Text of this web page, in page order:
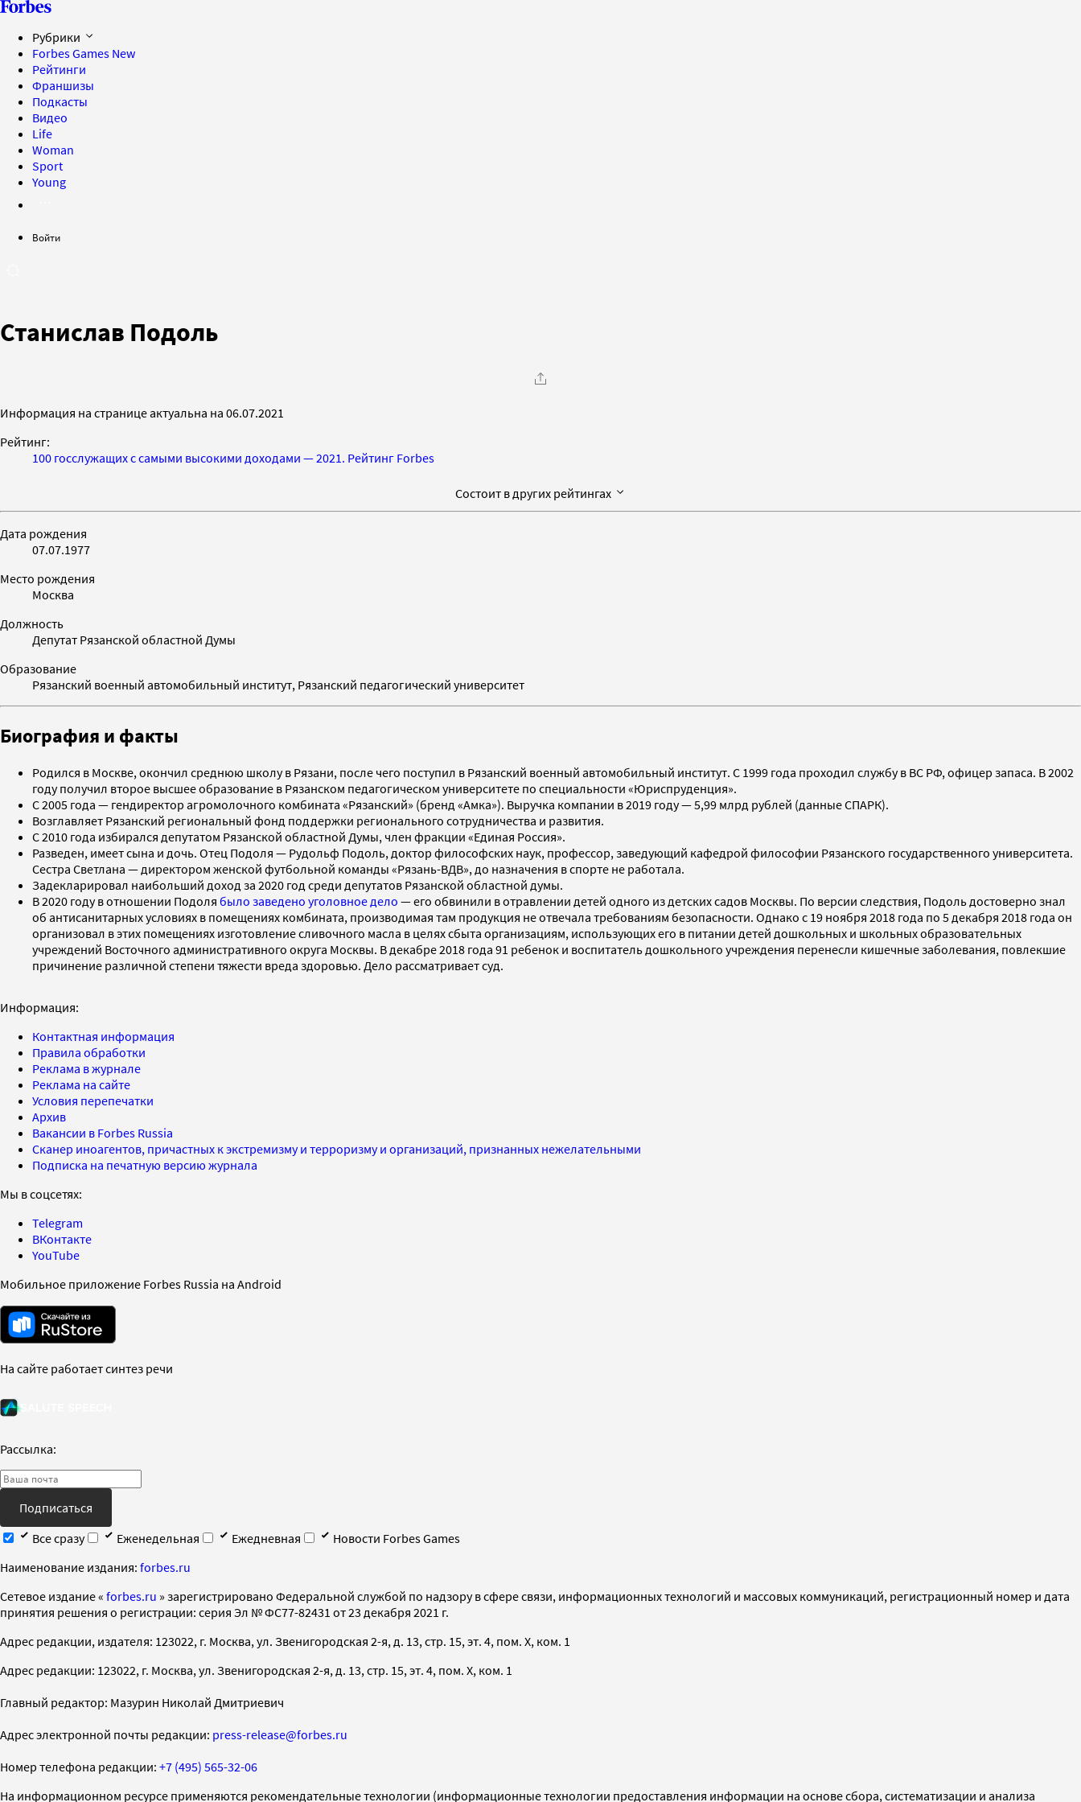
Рубрики
Forbes Games New
Рейтинги
Франшизы
Подкасты
Видео
Life
Woman
Sport
Young
Войти
Станислав Подоль
Информация на странице актуальна на 06.07.2021
Рейтинг:
100 госслужащих с самыми высокими доходами — 2021. Рейтинг Forbes
Состоит в других рейтингах
Дата рождения
07.07.1977
Место рождения
Москва
Должность
Депутат Рязанской областной Думы
Образование
Рязанский военный автомобильный институт, Рязанский педагогический университет
Биография и факты
Родился в Москве, окончил среднюю школу в Рязани, после чего поступил в Рязанский военный автомобильный институт. С 1999 года проходил службу в ВС РФ, офицер запаса. В 2002
году получил второе высшее образование в Рязанском педагогическом университете по специальности «Юриспруденция».
С 2005 года — гендиректор агромолочного комбината «Рязанский» (бренд «Амка»). Выручка компании в 2019 году — 5,99 млрд рублей (данные СПАРК).
Возглавляет Рязанский региональный фонд поддержки регионального сотрудничества и развития.
С 2010 года избирался депутатом Рязанской областной Думы, член фракции «Единая Россия».
Разведен, имеет сына и дочь. Отец Подоля — Рудольф Подоль, доктор философских наук, профессор, заведующий кафедрой философии Рязанского государственного университета.
Сестра Светлана — директором женской футбольной команды «Рязань-ВДВ», до назначения в спорте не работала.
Задекларировал наибольший доход за 2020 год среди депутатов Рязанской областной думы.
В 2020 году в отношении Подоля было заведено уголовное дело — его обвинили в отравлении детей одного из детских садов Москвы. По версии следствия, Подоль достоверно знал
об антисанитарных условиях в помещениях комбината, производимая там продукция не отвечала требованиям безопасности. Однако с 19 ноября 2018 года по 5 декабря 2018 года он
организовал в этих помещениях изготовление сливочного масла в целях сбыта организациям, использующих его в питании детей дошкольных и школьных образовательных
учреждений Восточного административного округа Москвы. В декабре 2018 года 91 ребенок и воспитатель дошкольного учреждения перенесли кишечные заболевания, повлекшие
причинение различной степени тяжести вреда здоровью. Дело рассматривает суд.
Информация:
Контактная информация
Правила обработки
Реклама в журнале
Реклама на сайте
Условия перепечатки
Архив
Вакансии в Forbes Russia
Сканер иноагентов, причастных к экстремизму и терроризму и организаций, признанных нежелательными
Подписка на печатную версию журнала
Мы в соцсетях:
Telegram
ВКонтакте
YouTube
Мобильное приложение Forbes Russia на Android
На сайте работает синтез речи
Рассылка:
Подписаться
Все сразу
Еженедельная Ежедневная
Новости Forbes Games
Наименование издания: forbes.ru
Cетевое издание « forbes.ru » зарегистрировано Федеральной службой по надзору в сфере связи, информационных технологий и массовых коммуникаций, регистрационный номер и дата
принятия решения о регистрации: серия Эл № ФС77-82431 от 23 декабря 2021 г.
Адрес редакции, издателя: 123022, г. Москва, ул. Звенигородская 2-я, д. 13, стр. 15, эт. 4, пом. X, ком. 1
Адрес редакции: 123022, г. Москва, ул. Звенигородская 2-я, д. 13, стр. 15, эт. 4, пом. X, ком. 1
Главный редактор: Мазурин Николай Дмитриевич
Адрес электронной почты редакции: press-release@forbes.ru
Номер телефона редакции: +7 (495) 565-32-06
На информационном ресурсе применяются рекомендательные технологии (информационные технологии предоставления информации на основе сбора, систематизации и анализа